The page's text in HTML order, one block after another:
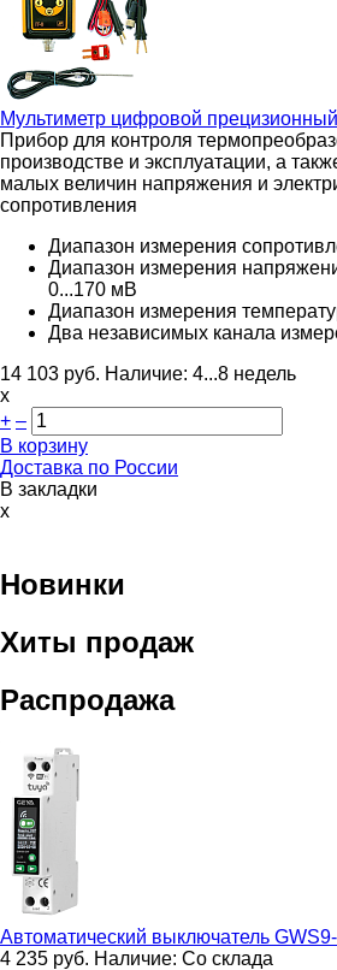
Мультиметр цифровой прецизионный
Прибор для контроля
производстве и эксплуатации, а
малых величин напряжения и
сопротивления
Диапазон измерения
Диапазон измерения
0...170 мВ
Диапазон измерения
Два независимых канала
14 103 руб. Наличие: 4...8 недель
х
+ –
В корзину
Доставка по России
В закладки
x
Новинки
Хиты продаж
Распродажа
Автоматический выключатель
4 235 руб. Наличие: Со склада